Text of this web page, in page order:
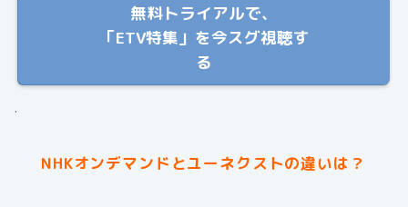
無料トライアルで、
「ETV特集」を今スグ視聴す
る
.
NHKオンデマンドとユーネクストの違いは？